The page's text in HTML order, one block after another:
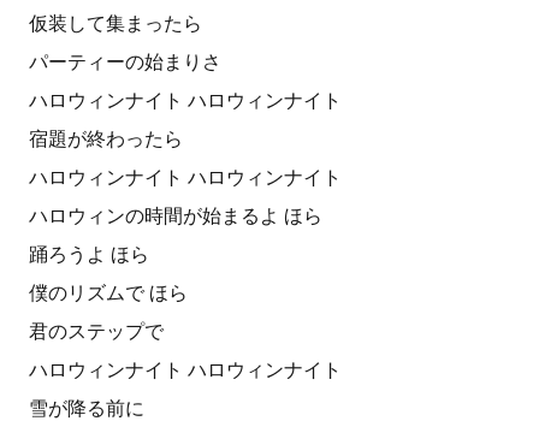
仮装して集まったら
パーティーの始まりさ
ハロウィンナイト ハロウィンナイト
宿題が終わったら
ハロウィンナイト ハロウィンナイト
ハロウィンの時間が始まるよ ほら
踊ろうよ ほら
僕のリズムで ほら
君のステップで
ハロウィンナイト ハロウィンナイト
雪が降る前に